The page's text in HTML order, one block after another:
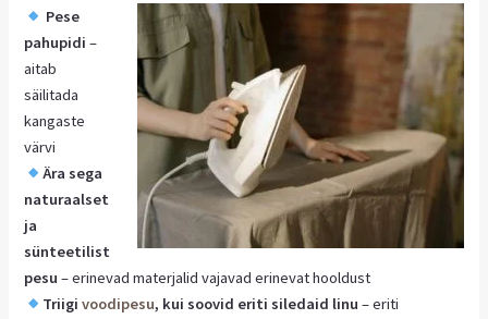
Pese
pahupidi –
aitab
säilitada
kangaste
värvi
Ära sega
naturaalset
ja
sünteetilist
pesu – erinevad materjalid vajavad erinevat hooldust
Triigivoodipesu, kui soovid eriti siledaid linu – eriti